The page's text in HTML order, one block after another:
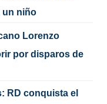
un niño
Lorenzo
por disparos de
RD conquista el